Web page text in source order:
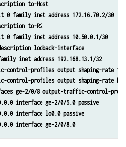
to-Host
0 family inet address 172.16.70.2/30
to-R2
0 family inet address 10.50.0.1/30
looback-interface
inet address 192.168.13.1/32
profiles output shaping-rate
profiles output shaping-rate
ge-2/0/8 output-traffic-control-
interface ge-2/0/5.0 passive
interface lo0.0 passive
interface ge-2/0/8.0